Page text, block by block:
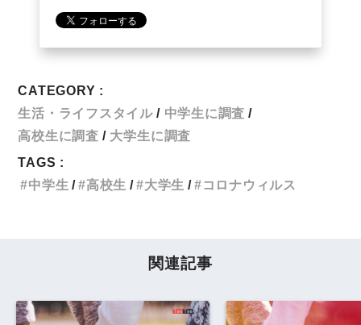
CATEGORY :
生活・ライフスタイル
中学生に調査
高校生に調査
大学生に調査
TAGS :
中学生
高校生 大学生 コロナウィルス
関連記事